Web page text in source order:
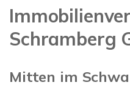
Schramberg
Mitten im